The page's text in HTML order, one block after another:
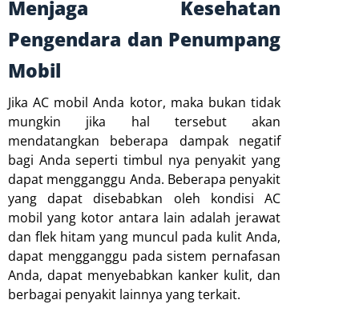
Menjaga Kesehatan
Pengendara dan Penumpang
Mobil
Jika AC mobil Anda kotor, maka bukan tidak
mungkin jika hal tersebut akan
mendatangkan beberapa dampak negatif
bagi Anda seperti timbul nya penyakit yang
dapat mengganggu Anda. Beberapa penyakit
yang dapat disebabkan oleh kondisi AC
mobil yang kotor antara lain adalah jerawat
dan flek hitam yang muncul pada kulit Anda,
dapat mengganggu pada sistem pernafasan
Anda, dapat menyebabkan kanker kulit, dan
berbagai penyakit lainnya yang terkait.